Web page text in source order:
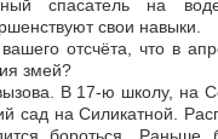
спасатель на
свои навыки.
отсчёта, что в
змей?
В 17-ю школу, на
сад на Силикатной.